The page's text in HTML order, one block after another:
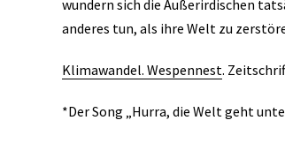
wundern sich die Außerirdischen
anderes tun, als ihre Welt zu
Klimawandel. Wespennest.
*Der Song „Hurra, die Welt geht